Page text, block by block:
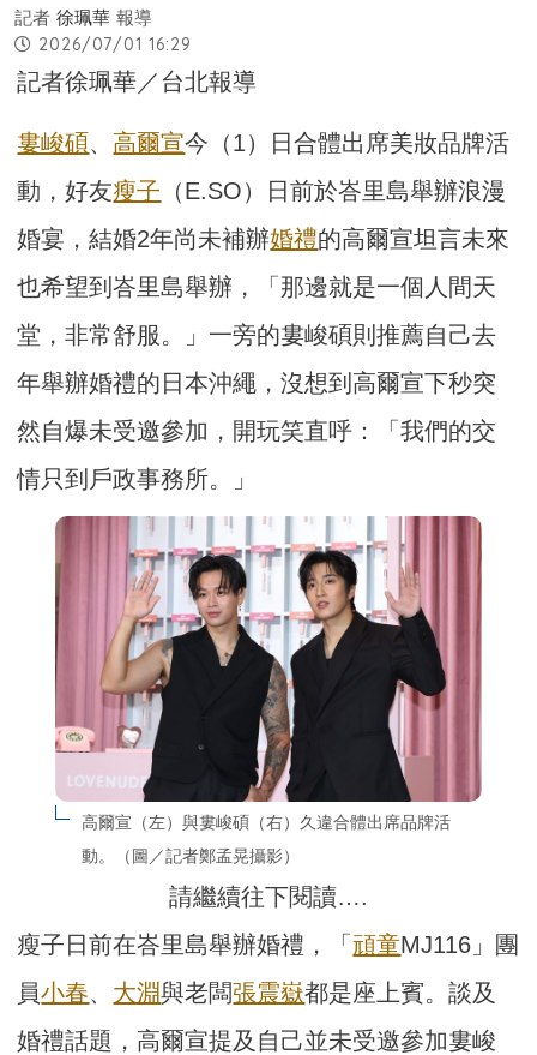
記者 徐珮華 報導
2026/07/01 16:29
記者徐珮華／台北報導
婁峻碩、 高爾宣今（1）日合體出席美妝品牌活
動，好友瘦子 （E.SO）日前於峇里島舉辦浪漫
婚宴，結婚2年尚未補辦婚禮的高爾宣坦言未來
也希望到峇里島舉辦，「那邊就是一個人間天
堂，非常舒服。」一旁的婁峻碩則推薦自己去
年舉辦婚禮的日本沖繩，沒想到高爾宣下秒突
然自爆未受邀參加，開玩笑直呼：「我們的交
情只到戶政事務所。」
高爾宣（左）與婁峻碩（右）久違合體出席品牌活
動。（圖／記者鄭孟晃攝影）
請繼續往下閱讀….
瘦子日前在峇里島舉辦婚禮，「頑童MJ116」團
員小春、 大淵與老闆張震嶽都是座上賓。談及
婚禮話題，高爾宣提及自己並未受邀參加婁峻